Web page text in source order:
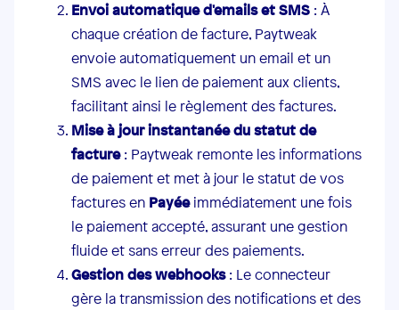
Envoi automatique d'emails et SMS : À
chaque création de facture, Paytweak
envoie automatiquement un email et un
SMS avec le lien de paiement aux clients,
facilitant ainsi le règlement des factures.
Mise à jour instantanée du statut de
facture: Paytweak remonte les informations
de paiement et met à jour le statut de vos
factures en Payéeimmédiatement une fois
le paiement accepté, assurant une gestion
fluide et sans erreur des paiements.
Gestion des webhooks: Le connecteur
gère la transmission des notifications et des